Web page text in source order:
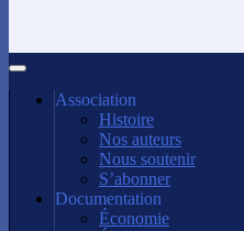
Association
Histoire
Nos auteurs
Nous soutenir
S’abonner
Documentation
Économie